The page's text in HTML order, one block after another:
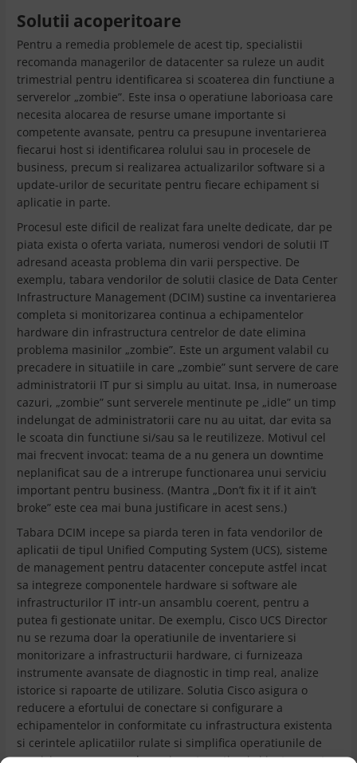
Solutii acoperitoare
Pentru a remedia problemele de acest tip, specialistii
recomanda managerilor de datacenter sa ruleze un audit
trimestrial pentru identificarea si scoaterea din functiune a
serverelor „zombie”. Este insa o operatiune laborioasa care
necesita alocarea de resurse umane importante si
competente avansate, pentru ca presupune inventarierea
fiecarui host si identificarea rolului sau in procesele de
business, precum si realizarea actualizarilor software si a
update-urilor de securitate pentru fiecare echipament si
aplicatie in parte.
Procesul este dificil de realizat fara unelte dedicate, dar pe
piata exista o oferta variata, numerosi vendori de solutii IT
adresand aceasta problema din varii perspective. De
exemplu, tabara vendorilor de solutii clasice de Data Center
Infrastructure Management (DCIM) sustine ca inventarierea
completa si monitorizarea continua a echipamentelor
hardware din infrastructura centrelor de date elimina
problema masinilor „zombie”. Este un argument valabil cu
precadere in situatiile in care „zombie” sunt servere de care
administratorii IT pur si simplu au uitat. Insa, in numeroase
cazuri, „zombie” sunt serverele mentinute pe „idle” un timp
indelungat de administratorii care nu au uitat, dar evita sa
le scoata din functiune si/sau sa le reutilizeze. Motivul cel
mai frecvent invocat: teama de a nu genera un downtime
neplanificat sau de a intrerupe functionarea unui serviciu
important pentru business. (Mantra „Don’t fix it if it ain’t
broke” este cea mai buna justificare in acest sens.)
Tabara DCIM incepe sa piarda teren in fata vendorilor de
aplicatii de tipul Unified Computing System (UCS), sisteme
de management pentru datacenter concepute astfel incat
sa integreze componentele hardware si software ale
infrastructurilor IT intr-un ansamblu coerent, pentru a
putea fi gestionate unitar. De exemplu, Cisco UCS Director
nu se rezuma doar la operatiunile de inventariere si
monitorizare a infrastructurii hardware, ci furnizeaza
instrumente avansate de diagnostic in timp real, analize
istorice si rapoarte de utilizare. Solutia Cisco asigura o
reducere a efortului de conectare si configurare a
echipamentelor in conformitate cu infrastructura existenta
si cerintele aplicatiilor rulate si simplifica operatiunile de